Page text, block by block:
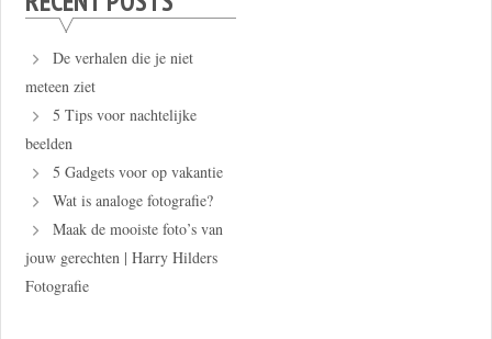
De verhalen die je niet
meteen ziet
5 Tips voor nachtelijke
beelden
5 Gadgets voor op vakantie
Wat is analoge fotografie?
Maak de mooiste foto’s van
jouw gerechten | Harry Hilders
Fotografie